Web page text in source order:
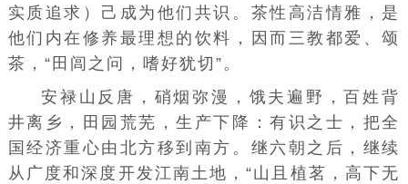
实质追求）己成为他们共识。 茶性 高洁情雅，是
他们内在修养最理想的饮料，因而三教都爱、颂
茶，“田闾之问，嗜好犹切”。
安禄山 反唐，硝烟弥漫，饿夫遍野，百姓背
井离乡，田园荒芜，生产下降：有识之士，把全
国经济重心由北方移到南方。继六朝之后，继续
从广度和深度开发江南土地，“山且植茗，高下无